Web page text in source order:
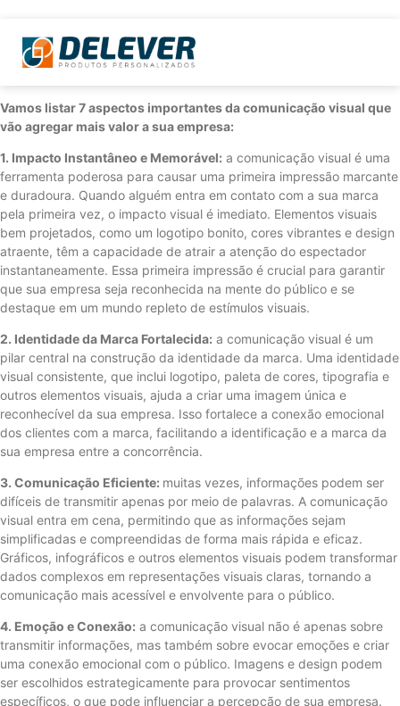
Vamos listar 7 aspectos importantes da comunicação visual que
vão agregar mais valor a sua empresa:
1. Impacto Instantâneo e Memorável: a comunicação visual é uma
ferramenta poderosa para causar uma primeira impressão marcante
e duradoura. Quando alguém entra em contato com a sua marca
pela primeira vez, o impacto visual é imediato. Elementos visuais
bem projetados, como um logotipo bonito, cores vibrantes e design
atraente, têm a capacidade de atrair a atenção do espectador
instantaneamente. Essa primeira impressão é crucial para garantir
que sua empresa seja reconhecida na mente do público e se
destaque em um mundo repleto de estímulos visuais.
2. Identidade da Marca Fortalecida: a comunicação visual é um
pilar central na construção da identidade da marca. Uma identidade
visual consistente, que inclui logotipo, paleta de cores, tipografia e
outros elementos visuais, ajuda a criar uma imagem única e
reconhecível da sua empresa. Isso fortalece a conexão emocional
dos clientes com a marca, facilitando a identificação e a marca da
sua empresa entre a concorrência.
3. Comunicação Eficiente: muitas vezes, informações podem ser
difíceis de transmitir apenas por meio de palavras. A comunicação
visual entra em cena, permitindo que as informações sejam
simplificadas e compreendidas de forma mais rápida e eficaz.
Gráficos, infográficos e outros elementos visuais podem transformar
dados complexos em representações visuais claras, tornando a
comunicação mais acessível e envolvente para o público.
4. Emoção e Conexão: a comunicação visual não é apenas sobre
transmitir informações, mas também sobre evocar emoções e criar
uma conexão emocional com o público. Imagens e design podem
ser escolhidos estrategicamente para provocar sentimentos
específicos, o que pode influenciar a percepção de sua empresa.